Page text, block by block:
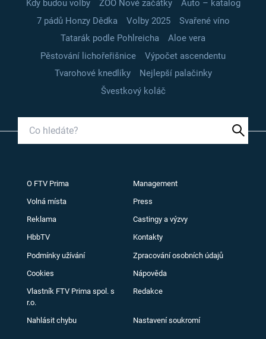
Kdy budou volby
ZOO Nové začátky
Auto – katalog
7 pádů Honzy Dědka
Volby 2025
Svařené víno
Tatarák podle Pohlreicha
Aloe vera
Pěstování lichořeřišnice
Výpočet ascendentu
Tvarohové knedlíky
Nejlepší palačinky
Švestkový koláč
O FTV Prima Management
Volná místa Press
Reklama Castingy a výzvy
HbbTV Kontakty
Podmínky užívání Zpracování osobních údajů
Cookies Nápověda
Vlastník FTV Prima spol. s
r.o.
Redakce
Nahlásit chybu Nastavení soukromí